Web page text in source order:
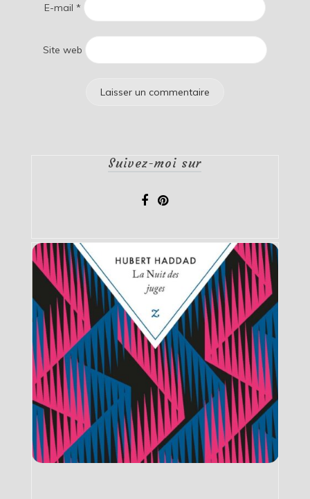
E-mail *
Site web
Suivez-moi sur